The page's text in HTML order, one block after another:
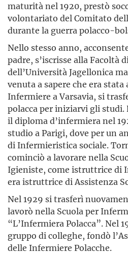
maturità nel 1920, prestò
volontariato del Comitato
durante la guerra polacco-
Nello stesso anno,
padre, s’iscrisse alla Facoltà
dell’Università Jagellonica
venuta a sapere che era stata
Infermiere a Varsavia, si
polacca per iniziarvi gli studi.
il diploma d’infermiera nel
studio a Parigi, dove per un
di Infermieristica sociale.
cominciò a lavorare nella
Igieniste, come istruttrice di
era istruttrice di Assistenza
Nel 1929 si trasferì
lavorò nella Scuola per
“L’Infermiera Polacca”. Nel
gruppo di colleghe, fondò
delle Infermiere Polacche.